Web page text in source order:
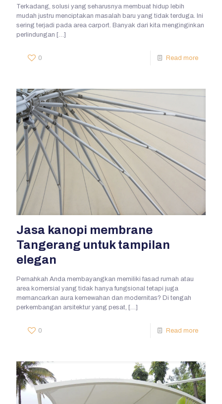
Terkadang, solusi yang seharusnya membuat hidup lebih
mudah justru menciptakan masalah baru yang tidak terduga. Ini
sering terjadi pada area carport. Banyak dari kita menginginkan
perlindungan […]
0 Read more
Jasa kanopi membrane
Tangerang untuk tampilan
elegan
Pernahkah Anda membayangkan memiliki fasad rumah atau
area komersial yang tidak hanya fungsional tetapi juga
memancarkan aura kemewahan dan modernitas? Di tengah
perkembangan arsitektur yang pesat, […]
0 Read more